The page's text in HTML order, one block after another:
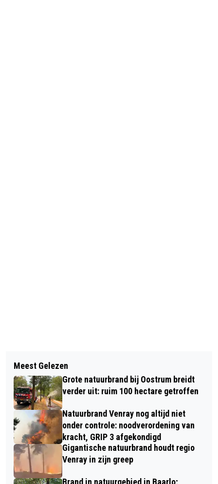
VENLO ZET FYSIEKE WINKELS IN HET
ZONNETJE TIJDENS WEEK VAN DE
STENEN WINKEL
SUR MEUSE SCHRIJFT NIEUW
HOOFDSTUK: VAN BRASSERIE NAAR
PANNENKOEKENHUIS
Meest Gelezen
Grote natuurbrand bij Oostrum breidt
verder uit: ruim 100 hectare getroffen
Natuurbrand Venray nog altijd niet
onder controle: noodverordening van
kracht, GRIP 3 afgekondigd
Gigantische natuurbrand houdt regio
Venray in zijn greep